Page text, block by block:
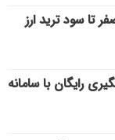
تا سود ترید ارز
رایگان با سامانه